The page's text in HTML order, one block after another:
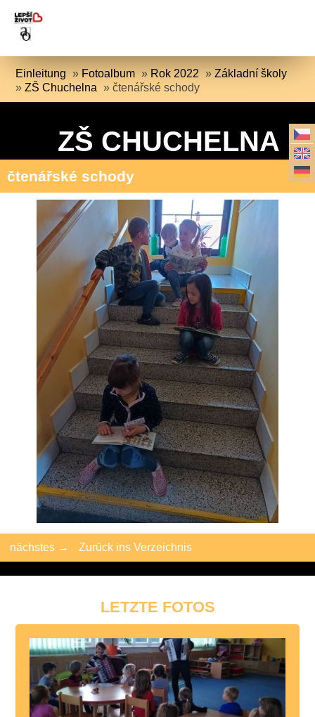
Einleitung » Fotoalbum » Rok 2022 »Základní školy
»ZŠ Chuchelna »čtenářské schody
ZŠ CHUCHELNA
čtenářské schody
nächstes → Zurück ins Verzeichnis
LETZTE FOTOS